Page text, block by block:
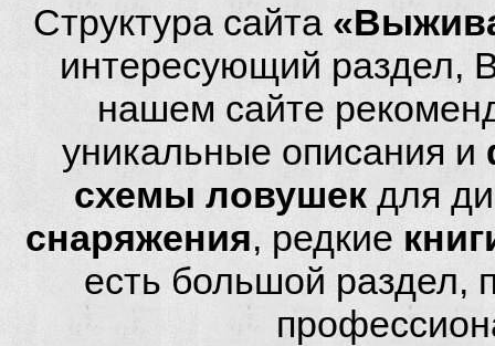
Структура сайта
интересующий раздел,
нашем сайте
уникальные описания и
схемы ловушек для
снаряжения, редкие
есть большой